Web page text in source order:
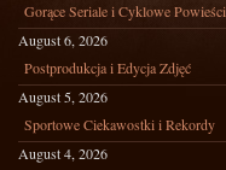
Gorące Seriale i Cyklowe Powieści
August 6, 2026
Postprodukcja i Edycja Zdjęć
August 5, 2026
Sportowe Ciekawostki i Rekordy
August 4, 2026